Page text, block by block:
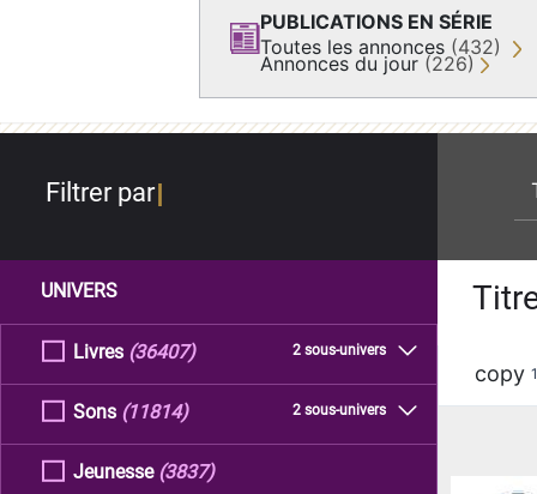
PUBLICATIONS EN SÉRIE
Toutes les annonces (432)
Annonces du jour (226)
Filtrer par
UNIVERS
Livres 2 sous-univers
(36407)
Sons 2 sous-univers
(11814)
Jeunesse (3837)
copy